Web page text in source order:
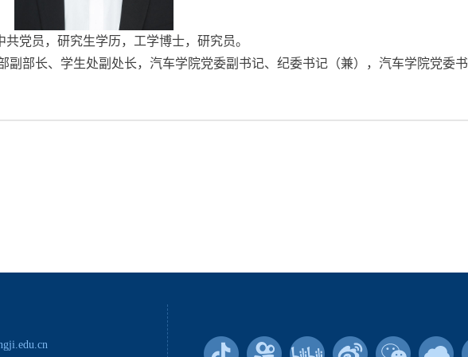
党员，研究生学历，工学博士，研究员。
副部长、学生处副处长，汽车学院党委副书记、纪委书记（兼），汽车学院党委